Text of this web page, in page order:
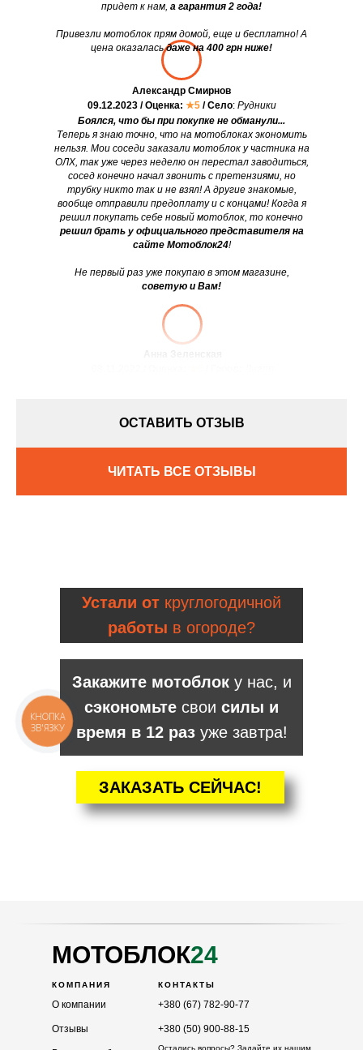
Боялся, что бы при покупке не обманули...
Теперь я знаю точно, что на мотоблоках экономить
нельзя. Мои соседи заказали мотоблок у частника на
ОЛХ, так уже через неделю он перестал заводиться,
сосед конечно начал звонить с претензиями, но
трубку никто так и не взял! А другие знакомые,
вообще отправили предоплату и с концами! Когда я
решил покупать себе новый мотоблок, то конечно
решил брать у официального представителя на
сайте Мотоблок24!
Не первый раз уже покупаю в этом магазине,
советую и Вам!
Александр Смирнов
09.12.2023 / Оценка: ★5 / Село: Рудники
придет к нам, а гарантия 2 года!
Привезли мотоблок прям домой, еще и бесплатно! А
цена оказаласьдаже на 400 грн ниже!
Анна Зеленская
ОСТАВИТЬ ОТЗЫВ
ЧИТАТЬ ВСЕ ОТЗЫВЫ
ЗАКАЗАТЬ СЕЙЧАС!
Закажите мотоблоку нас, и
сэкономьте свои силы и
время в 12 разуже завтра!
Устали от круглогодичной
работы в огороде?
О компании
КОМПАНИЯ
+380 (67) 782-90-77
КОНТАКТЫ
МОТОБЛОК24
Отзывы +380 (50) 900-88-15
КНОПКА
ЗВ'ЯЗКУ